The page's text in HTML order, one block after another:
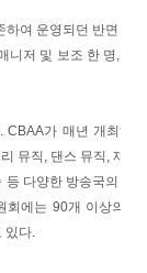
여 운영되던 반면 현
니저 및 보조 한 명, 정
가 매년 개최하
뮤직, 댄스 뮤직, 재
다양한 방송국의 구
회에는 90개 이상의
있다.